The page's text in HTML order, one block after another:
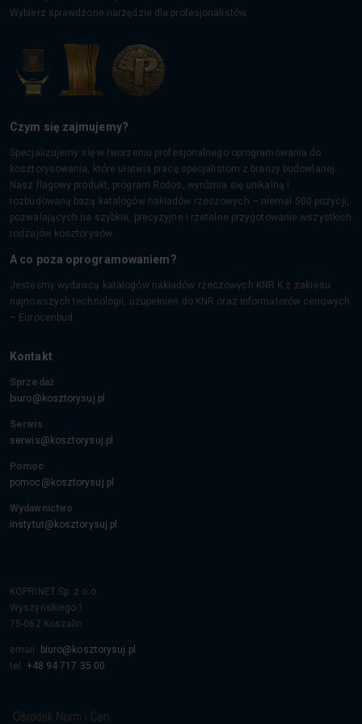
Wybierz sprawdzone narzędzie dla profesjonalistów.
Czym się zajmujemy?
Specjalizujemy się w tworzeniu profesjonalnego oprogramowania do
kosztorysowania, które ułatwia pracę specjalistom z branży budowlanej.
Nasz flagowy produkt, program Rodos, wyróżnia się unikalną i
rozbudowaną bazą katalogów nakładów rzeczowych – niemal 500 pozycji,
pozwalających na szybkie, precyzyjne i rzetelne przygotowanie wszystkich
rodzajów kosztorysów.
A co poza oprogramowaniem?
Jesteśmy wydawcą katalogów nakładów rzeczowych KNR K z zakresu
najnowszych technologii, uzupełnień do KNR oraz informatorów cenowych
– Eurocenbud.
Kontakt
Sprzedaż
biuro@kosztorysuj.pl
Serwis
serwis@kosztorysuj.pl
Pomoc
pomoc@kosztorysuj.pl
Wydawnictwo
instytut@kosztorysuj.pl
KOPRINET Sp. z o.o.
Wyszyńskiego 1
75-062 Koszalin
email: biuro@kosztorysuj.pl
tel: +48 94 717 35 00